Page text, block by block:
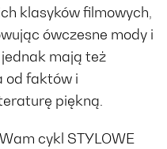
klasyków filmowych,
ówczesne mody i
mają też
od faktów i
piękną.
cykl STYLOWE